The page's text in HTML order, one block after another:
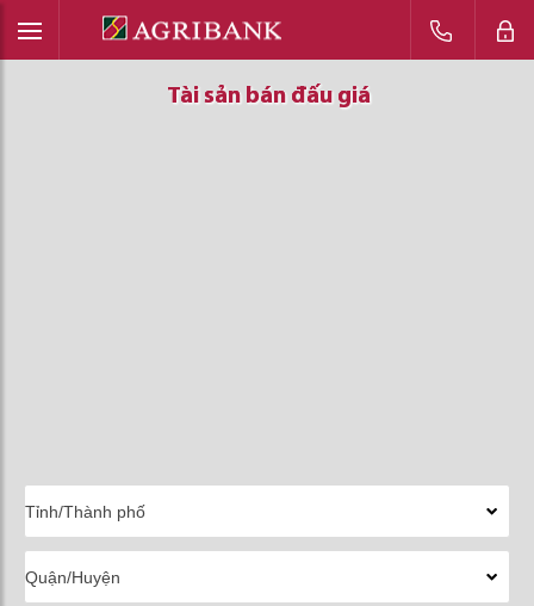
Tài sản bán đấu giá
Tài sản bán đấu giá
Tài sản bán đấu giá